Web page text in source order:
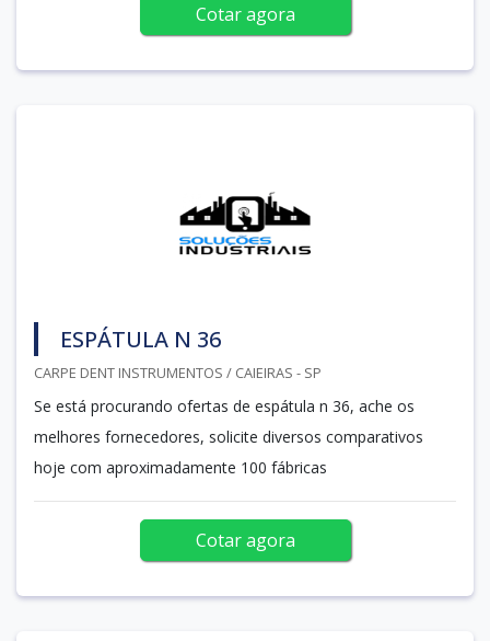
Cotar agora
ESPÁTULA N 36
CARPE DENT INSTRUMENTOS / CAIEIRAS - SP
Se está procurando ofertas de espátula n 36, ache os
melhores fornecedores, solicite diversos comparativos
hoje com aproximadamente 100 fábricas
Cotar agora